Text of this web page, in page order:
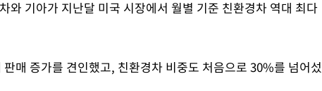
와 기아가 지난달 미국 시장에서 월별 기준 친환경차 역대 최다
매 증가를 견인했고, 친환경차 비중도 처음으로 30%를 넘어섰